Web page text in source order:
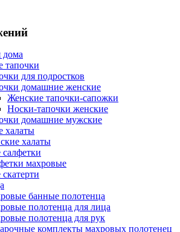
дома
тапочки
для подростков
домашние женские
Женские тапочки-сапожки
Носки-тапочки женские
домашние мужские
халаты
халаты
махровые
банные полотенца
полотенца для лица
полотенца для рук
комплекты махровых полотенец